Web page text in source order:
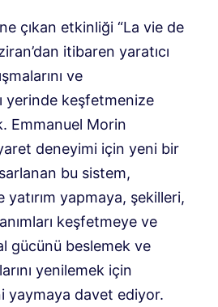
çıkan etkinliği “La vie de
itibaren yaratıcı
ve
yerinde keşfetmenize
Emmanuel Morin
deneyimi için yeni bir
bu sistem,
yatırım yapmaya, şekilleri,
keşfetmeye ve
gücünü beslemek ve
yenilemek için
yaymaya davet ediyor.